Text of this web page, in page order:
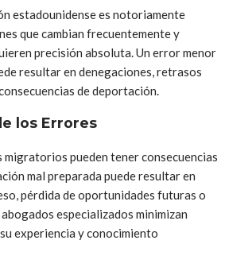
estadounidense es notoriamente
que cambian frecuentemente y
precisión absoluta. Un error menor
resultar en denegaciones, retrasos
de deportación.
los Errores
migratorios pueden tener consecuencias
mal preparada puede resultar en
pérdida de oportunidades futuras o
especializados minimizan
experiencia y conocimiento